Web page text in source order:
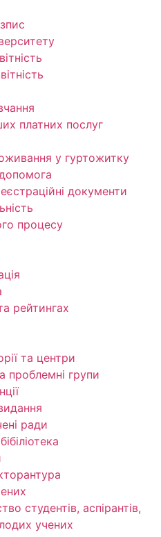
платних послуг
у гуртожитку
документи
процесу
рейтингах
та центри
проблемні групи
ради
студентів, аспірантів,
учених